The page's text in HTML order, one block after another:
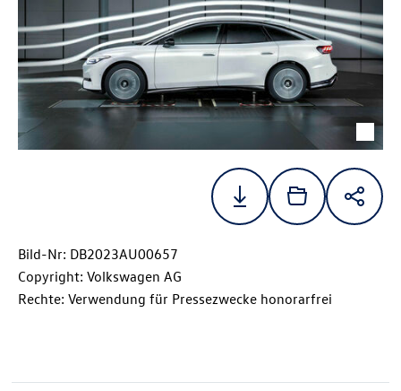
Bild-Nr: DB2023AU00657
Copyright: Volkswagen AG
Rechte: Verwendung für Pressezwecke honorarfrei